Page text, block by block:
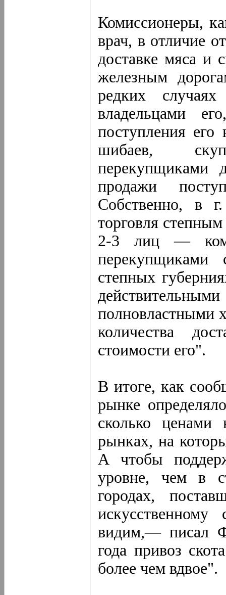
Комиссионеры,
врач, в отличие
доставке мяса и
железным
редких случаях
владельцами
поступления
шибаев,
перекупщиками
продажи
Собственно, в
торговля степным
2-3 лиц —
степных
полновластными
количества
стоимости его".
В итоге, как
рынке
сколько ценами
рынках, на
А чтобы
уровне, чем в
городах,
видим,— писал
года привоз
более чем вдвое".